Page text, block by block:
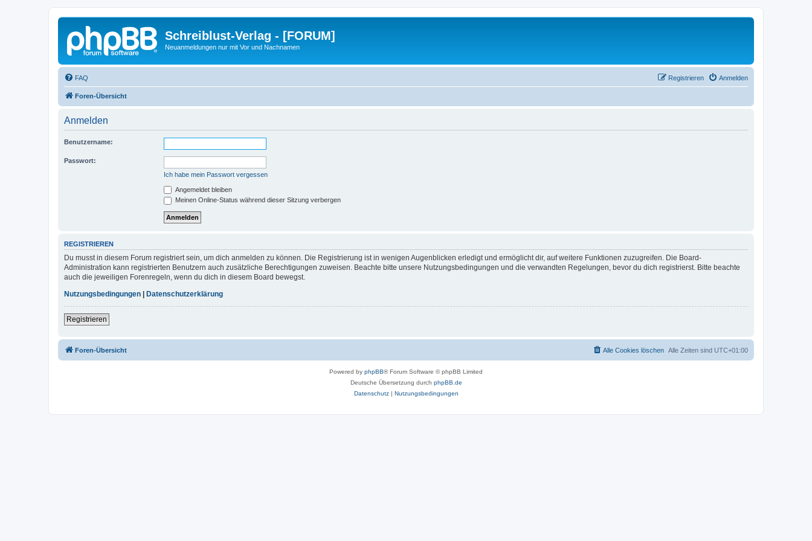
Schreiblust-Verlag - [FORUM]
Neuanmeldungen nur mit Vor und Nachnamen
FAQ Anmelden
Registrieren
Foren-Übersicht
Anmelden
Benutzername:
Passwort:
Ich habe mein Passwort vergessen
Angemeldet bleiben
Meinen Online-Status während dieser Sitzung verbergen
REGISTRIEREN
Du musst in diesem Forum registriert sein, um dich anmelden zu können. Die Registrierung ist in wenigen Augenblicken erledigt und ermöglicht dir, auf weitere Funktionen zuzugreifen. Die Board-
Administration kann registrierten Benutzern auch zusätzliche Berechtigungen zuweisen. Beachte bitte unsere Nutzungsbedingungen und die verwandten Regelungen, bevor du dich registrierst. Bitte beachte
auch die jeweiligen Forenregeln, wenn du dich in diesem Board bewegst.
Nutzungsbedingungen
Datenschutzerklärung
Registrieren
Foren-Übersicht Alle Zeiten sind UTC+01:00
Alle Cookies löschen
Powered by phpBB® Forum Software © phpBB Limited
Deutsche Übersetzung durch phpBB.de
Datenschutz| Nutzungsbedingungen